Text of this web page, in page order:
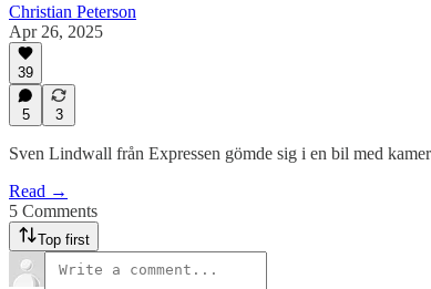
Christian Peterson
Apr 26, 2025
39
5 3
Sven Lindwall från Expressen gömde sig i en bil med
Read →
5 Comments
Top first